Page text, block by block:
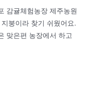
감귤체험농장 제주농원
붕이라 찾기 쉬웠어요.
맞은편 농장에서 하고